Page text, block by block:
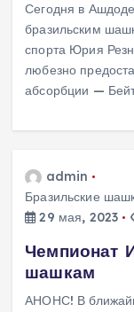
Сегодня в
бразильским
спорта Юрия
любезно
абсорбции —
admin
Бразильские
29 мая, 2023
Чемпионат
шашкам
АНОНС! В